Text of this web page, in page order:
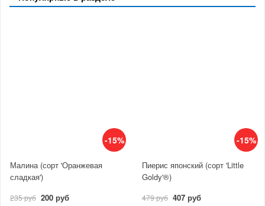
-15%
Малина (сорт 'Оранжевая
сладкая')
235 руб 200 руб
-15%
Пиерис японский (сорт 'Little
Goldy'®)
479 руб 407 руб